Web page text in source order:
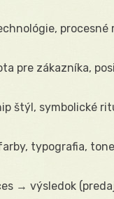
procesné
pre zákazníka,
štýl, symbolické
typografia,
→ výsledok